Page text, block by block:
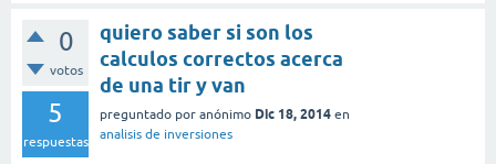
0
votos
5
respuestas
quiero saber si son los
calculos correctos acerca
de una tir y van
preguntado por anónimo Dic 18, 2014 en
analisis de inversiones